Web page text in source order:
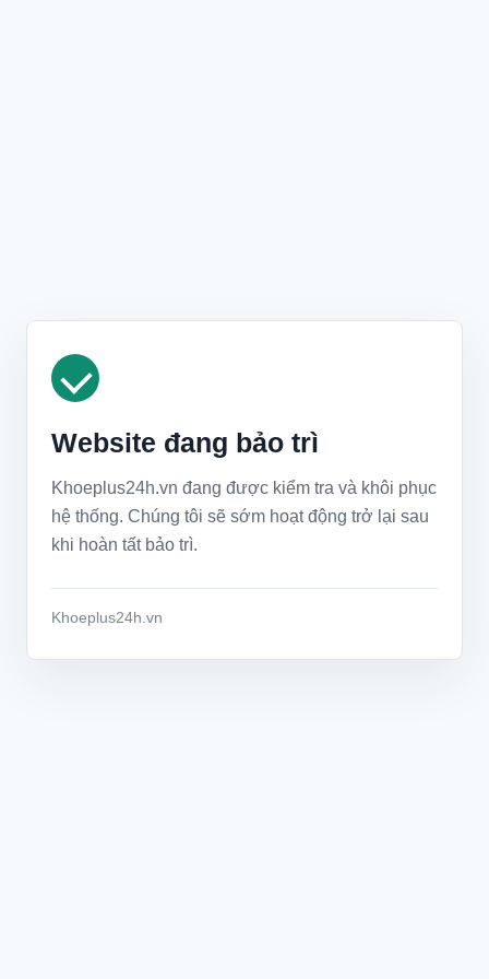
Website đang bảo trì
Khoeplus24h.vn đang được kiểm tra và khôi phục
hệ thống. Chúng tôi sẽ sớm hoạt động trở lại sau
khi hoàn tất bảo trì.
Khoeplus24h.vn